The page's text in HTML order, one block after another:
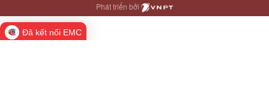
Phát triển bởi
Đã kết nối EMC